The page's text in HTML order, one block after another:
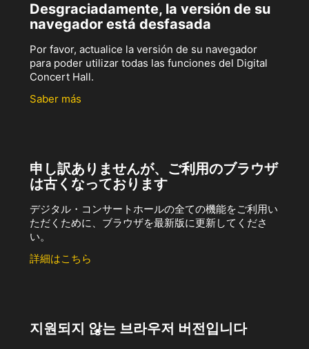
Desgraciadamente, la versión de su
navegador está desfasada
Por favor, actualice la versión de su navegador
para poder utilizar todas las funciones del Digital
Concert Hall.
Saber más
申し訳ありませんが、ご利用のブラウザ
は古くなっております
デジタル・コンサートホールの全ての機能をご利用い
ただくために、ブラウザを最新版に更新してくださ
い。
詳細はこちら
지원되지 않는 브라우저 버전입니다